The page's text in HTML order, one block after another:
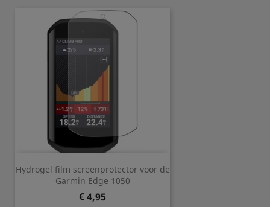
Hydrogel film screenprotector voor de
Garmin Edge 1050
Prijs
€ 4,95